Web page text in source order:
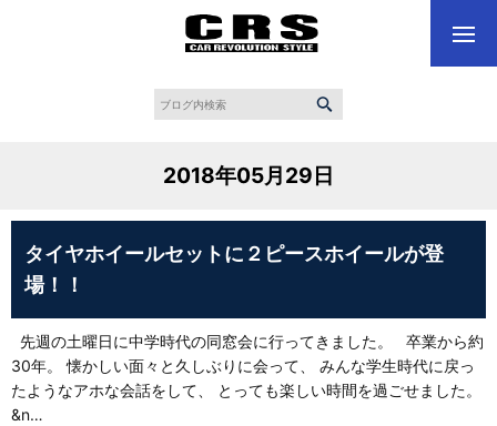
2018年05月29日
タイヤホイールセットに２ピースホイールが登
場！！
先週の土曜日に中学時代の同窓会に行ってきました。 卒業から約
30年。 懐かしい面々と久しぶりに会って、 みんな学生時代に戻っ
たようなアホな会話をして、 とっても楽しい時間を過ごせました。
&n…